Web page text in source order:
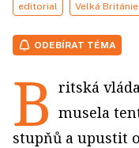
editorial Velká Británie
ODEBÍRAT TÉMA
B ritská
musela
stupňů a upustit